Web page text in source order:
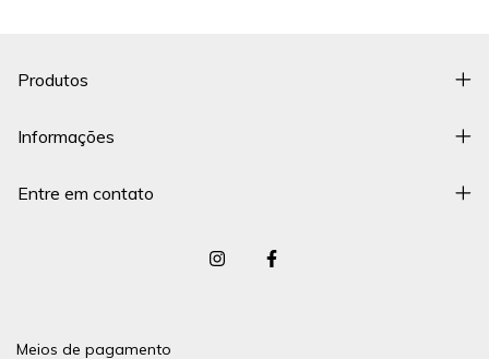
Produtos
Informações
Entre em contato
Meios de pagamento